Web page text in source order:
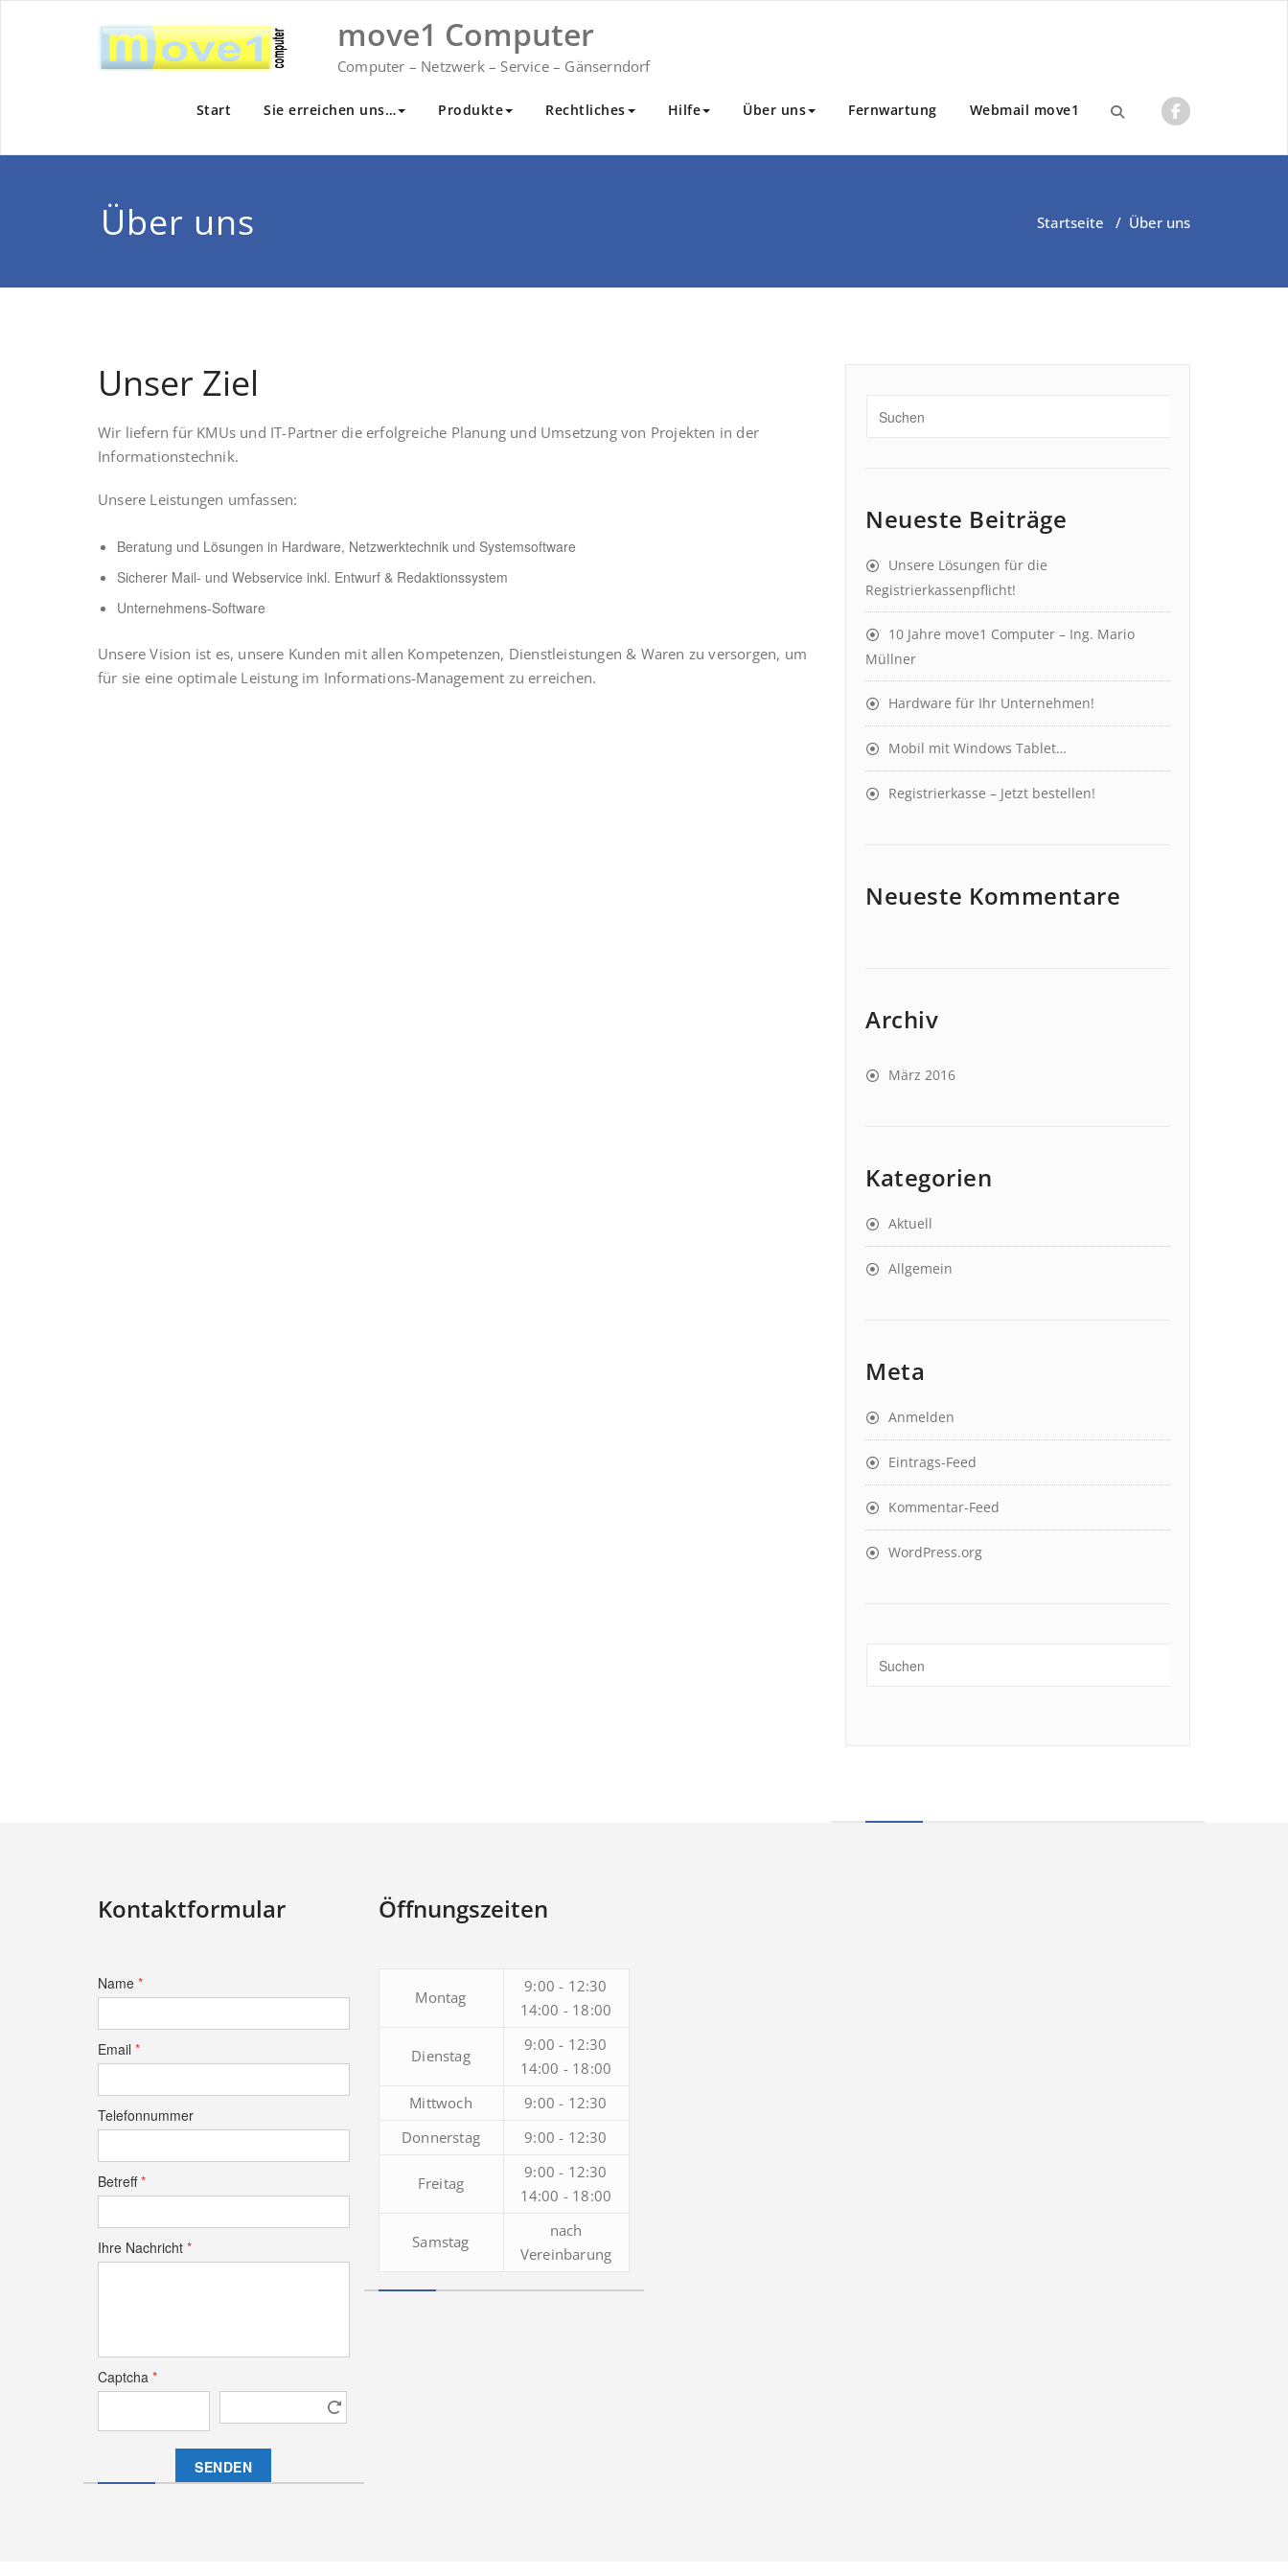
move1 Computer
Computer – Netzwerk – Service – Gänserndorf
Start Sie erreichen uns… Produkte Rechtliches Hilfe Über uns Fernwartung Webmail move1
Über uns Startseite / Über uns
Unser Ziel
Wir liefern für KMUs und IT-Partner die erfolgreiche Planung und Umsetzung von Projekten in der
Informationstechnik.
Unsere Leistungen umfassen:
Beratung und Lösungen in Hardware, Netzwerktechnik und Systemsoftware
Sicherer Mail- und Webservice inkl. Entwurf & Redaktionssystem
Unternehmens-Software
Unsere Vision ist es, unsere Kunden mit allen Kompetenzen, Dienstleistungen & Waren zu versorgen, um
für sie eine optimale Leistung im Informations-Management zu erreichen.
Neueste Beiträge
Unsere Lösungen für die
Registrierkassenpflicht!
10 Jahre move1 Computer – Ing. Mario
Müllner
Hardware für Ihr Unternehmen!
Mobil mit Windows Tablet…
Registrierkasse – Jetzt bestellen!
Neueste Kommentare
Archiv
März 2016
Kategorien
Aktuell
Allgemein
Meta
Anmelden
Eintrags-Feed
Kommentar-Feed
WordPress.org
Kontaktformular
Name *
Email *
Telefonnummer
Betreff*
Ihre Nachricht *
Captcha *
Öffnungszeiten
Montag
9:00 - 12:30
14:00 - 18:00
Dienstag
9:00 - 12:30
14:00 - 18:00
Mittwoch
9:00 - 12:30
Donnerstag
9:00 - 12:30
Freitag
9:00 - 12:30
14:00 - 18:00
Samstag
nach
Vereinbarung